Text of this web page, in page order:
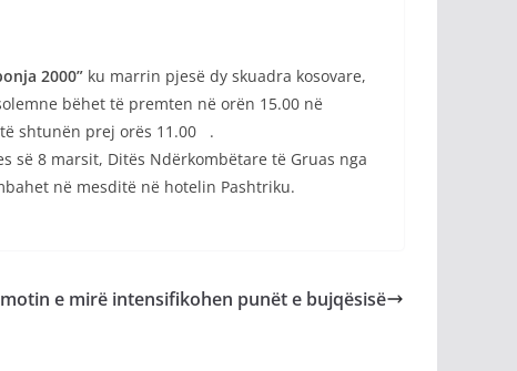
2000” ku marrin pjesë dy skuadra kosovare,
bëhet të premten në orën 15.00 në
shtunën prej orës 11.00 .
së 8 marsit, Ditës Ndërkombëtare të Gruas nga
në mesditë në hotelin Pashtriku.
e mirë intensifikohen punët e bujqësisë